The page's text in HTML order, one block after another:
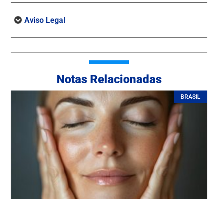
Aviso Legal
Notas Relacionadas
BRASIL